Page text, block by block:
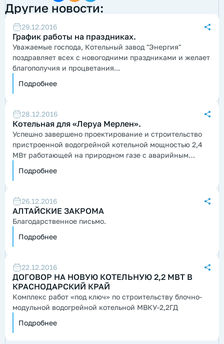
Другие новости:
29.12.2016
График работы на праздниках.
Уважаемые господа, Котельный завод "Энергия"
поздравляет всех с новогодними праздниками и желает
благополучия и процветания...
Подробнее
28.12.2016
Котельная для «Леруа Мерлен».
Успешно завершено проектирование и строительство
пристроенной водогрейной котельной мощностью 2,4
МВт работающей на природном газе с аварийным
Подробнее
26.12.2016
АЛТАЙСКИЕ ЗАКРОМА
Благодарственное письмо.
Подробнее
22.12.2016
ДОГОВОР НА НОВУЮ КОТЕЛЬНУЮ 2,2 МВТ В
КРАСНОДАРСКИЙ КРАЙ
Комплекс работ «под ключ» по строительству блочно-
модульной водогрейной котельной МВКУ-2,2ГД
Подробнее